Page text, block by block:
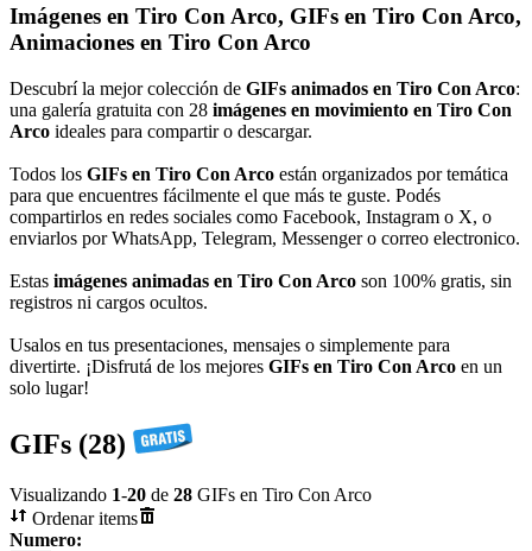
Imágenes en Tiro Con Arco, GIFs en Tiro Con Arco,
Animaciones en Tiro Con Arco
Descubrí la mejor colección de GIFs animados en Tiro Con Arco:
una galería gratuita con 28 imágenes en movimiento en Tiro Con
Arco ideales para compartir o descargar.
Todos los GIFs en Tiro Con Arco están organizados por temática
para que encuentres fácilmente el que más te guste. Podés
compartirlos en redes sociales como Facebook, Instagram o X, o
enviarlos por WhatsApp, Telegram, Messenger o correo electronico.
Estas imágenes animadas en Tiro Con Arco son 100% gratis, sin
registros ni cargos ocultos.
Usalos en tus presentaciones, mensajes o simplemente para
divertirte. ¡Disfrutá de los mejores GIFs en Tiro Con Arco en un
solo lugar!
GIFs (28)
Visualizando 1-20 de 28 GIFs en Tiro Con Arco
Ordenar items
Numero: